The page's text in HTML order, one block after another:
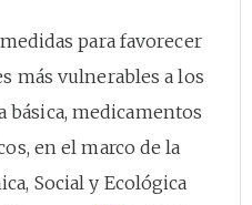
para favorecer
más vulnerables a los
básica, medicamentos
en el marco de la
Social y Ecológica